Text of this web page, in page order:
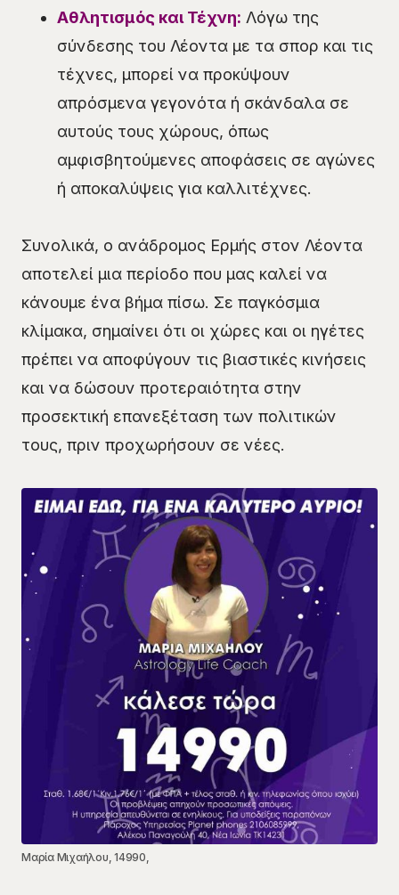
Αθλητισμός και Τέχνη: Λόγω της
σύνδεσης του Λέοντα με τα σπορ και τις
τέχνες, μπορεί να προκύψουν
απρόσμενα γεγονότα ή σκάνδαλα σε
αυτούς τους χώρους, όπως
αμφισβητούμενες αποφάσεις σε αγώνες
ή αποκαλύψεις για καλλιτέχνες.
Συνολικά, ο ανάδρομος Ερμής στον Λέοντα
αποτελεί μια περίοδο που μας καλεί να
κάνουμε ένα βήμα πίσω. Σε παγκόσμια
κλίμακα, σημαίνει ότι οι χώρες και οι ηγέτες
πρέπει να αποφύγουν τις βιαστικές κινήσεις
και να δώσουν προτεραιότητα στην
προσεκτική επανεξέταση των πολιτικών
τους, πριν προχωρήσουν σε νέες.
Μαρία Μιχαήλου, 14990,